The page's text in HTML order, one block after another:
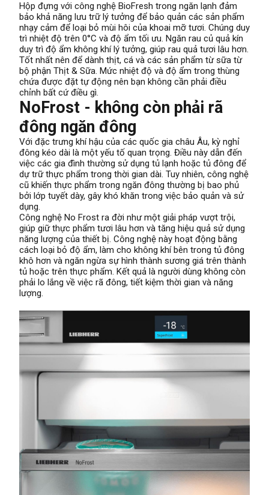
Hộp đựng với công nghệ BioFresh trong ngăn lạnh đảm
bảo khả năng lưu trữ lý tưởng để bảo quản các sản phẩm
nhạy cảm để loại bỏ mùi hôi của khoai mỡ tươi. Chúng duy
trì nhiệt độ trên 0°C và độ ẩm tối ưu. Ngăn rau củ quả kín
duy trì độ ẩm không khí lý tưởng, giúp rau quả tươi lâu hơn.
Tốt nhất nên để dành thịt, cá và các sản phẩm từ sữa từ
bộ phận Thịt & Sữa. Mức nhiệt độ và độ ẩm trong thùng
chứa được đặt tự động nên bạn không cần phải điều
chỉnh bất cứ điều gì.
NoFrost - không còn phải rã
đông ngăn đông
Với đặc trưng khí hậu của các quốc gia châu Âu, kỳ nghỉ
đông kéo dài là một yếu tố quan trọng. Điều này dẫn đến
việc các gia đình thường sử dụng tủ lạnh hoặc tủ đông để
dự trữ thực phẩm trong thời gian dài. Tuy nhiên, công nghệ
cũ khiến thực phẩm trong ngăn đông thường bị bao phủ
bởi lớp tuyết dày, gây khó khăn trong việc bảo quản và sử
dụng.
Công nghệ No Frost ra đời như một giải pháp vượt trội,
giúp giữ thực phẩm tươi lâu hơn và tăng hiệu quả sử dụng
năng lượng của thiết bị. Công nghệ này hoạt động bằng
cách loại bỏ độ ẩm, làm cho không khí bên trong tủ đông
khô hơn và ngăn ngừa sự hình thành sương giá trên thành
tủ hoặc trên thực phẩm. Kết quả là người dùng không còn
phải lo lắng về việc rã đông, tiết kiệm thời gian và năng
lượng.